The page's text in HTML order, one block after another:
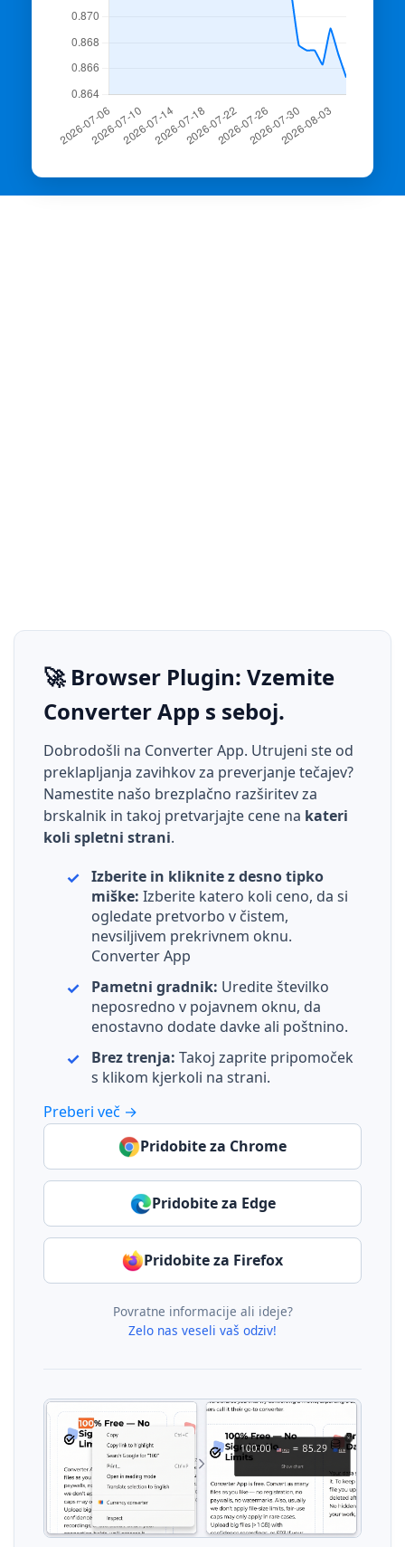
🚀 Browser Plugin: Vzemite
Converter App s seboj.
Dobrodošli na Converter App. Utrujeni ste od
preklapljanja zavihkov za preverjanje tečajev?
Namestite našo brezplačno razširitev za
brskalnik in takoj pretvarjajte cene na kateri
koli spletni strani.
Izberite in kliknite z desno tipko
miške: Izberite katero koli ceno, da si
ogledate pretvorbo v čistem,
nevsiljivem prekrivnem oknu.
Converter App
Pametni gradnik: Uredite številko
neposredno v pojavnem oknu, da
enostavno dodate davke ali poštnino.
Brez trenja: Takoj zaprite pripomoček
s klikom kjerkoli na strani.
Preberi več →
Pridobite za Chrome
Pridobite za Edge
Pridobite za Firefox
Povratne informacije ali ideje?
Zelo nas veseli vaš odziv!